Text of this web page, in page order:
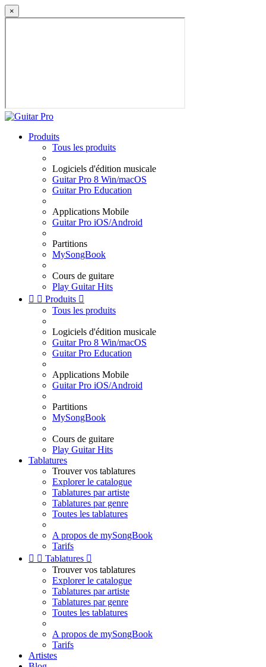
×
Produits
Tous les produits
Logiciels d'édition musicale
Guitar Pro 8 Win/macOS
Guitar Pro Education
Applications Mobile
Guitar Pro iOS/Android
Partitions
MySongBook
Cours de guitare
Play Guitar Hits
  Produits 
Tous les produits
Logiciels d'édition musicale
Guitar Pro 8 Win/macOS
Guitar Pro Education
Applications Mobile
Guitar Pro iOS/Android
Partitions
MySongBook
Cours de guitare
Play Guitar Hits
Tablatures
Trouver vos tablatures
Explorer le catalogue
Tablatures par artiste
Tablatures par genre
Toutes les tablatures
A propos de mySongBook
Tarifs
  Tablatures 
Trouver vos tablatures
Explorer le catalogue
Tablatures par artiste
Tablatures par genre
Toutes les tablatures
A propos de mySongBook
Tarifs
Artistes